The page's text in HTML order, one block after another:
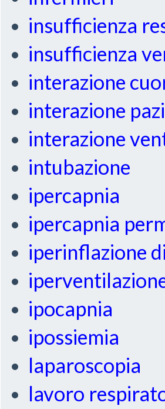
insufficienza
insufficienza
interazione
interazione
interazione
intubazione
ipercapnia
ipercapnia
iperinflazione
ipocapnia
ipossiemia
laparoscopia
lavoro